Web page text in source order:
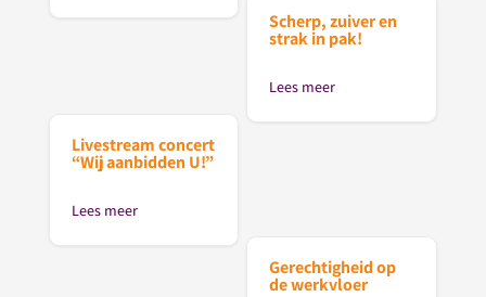
Scherp, zuiver en
strak in pak!
Lees meer
Livestream concert
“Wij aanbidden U!”
Lees meer
Gerechtigheid op
de werkvloer